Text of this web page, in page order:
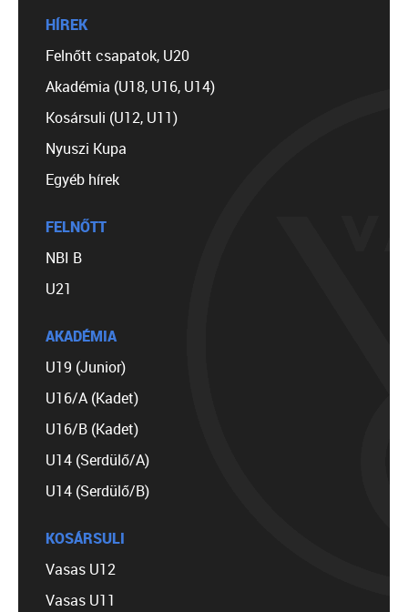
HÍREK
Felnőtt csapatok, U20
Akadémia (U18, U16, U14)
Kosársuli (U12, U11)
Nyuszi Kupa
Egyéb hírek
FELNŐTT
NBI B
U21
AKADÉMIA
U19 (Junior)
U16/A (Kadet)
U16/B (Kadet)
U14 (Serdülő/A)
U14 (Serdülő/B)
KOSÁRSULI
Vasas U12
Vasas U11